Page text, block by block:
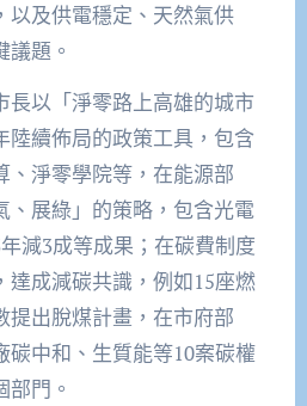
以及供電穩定、天然氣供
題。
長以「淨零路上高雄的城市
陸續佈局的政策工具，包含
、淨零學院等，在能源部
、展綠」的策略，包含光電
減3成等成果；在碳費制度
達成減碳共識，例如15座燃
提出脫煤計畫，在市府部
碳中和、生質能等10案碳權
門。